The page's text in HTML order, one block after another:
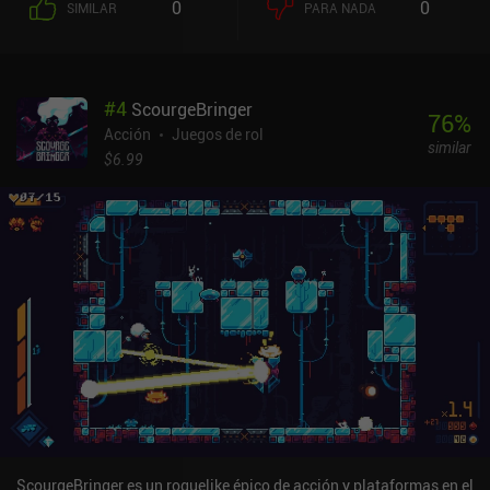
aleatorios, posadas en las que podemos comer para obtener salud
accesorios que añaden interesantes mejoras para que cada
partida resulte fresca y original.Una encantadora característica de
calidad de vida en la que se centra Dungreed es el viaje rápido.
podemos saltar, e incluso en el mundo exterior podemos saltar
entre los PNJ. El movimiento centrado en correr y saltar es genial,
y los controles táctiles están bien. Pero el juego resulta realmente
increíble cuando se juega con un mando, que añade un control
asombroso durante el combate. El único inconveniente es que la
función de apuntar automáticamente no es útil cuando se usa el
mando, y me he visto obligado a tocar la pantalla para algunas
cosas menores pero necesarias. Dungreed es un juego premium de
4,99 $ sin anuncios ni iAP, lo que lo convierte en una opción
fantástica. No te puedes equivocar con este juego, ya que la
jugabilidad es muy divertida, los gráficos pixelados son geniales y
la música es increíble.
SIMILAR 0 PARA NADA 0
#4 ScourgeBringer
Acción
Juegos de rol
$6.99
76%
similar
ScourgeBringer es un roguelike épico de acción y plataformas en el